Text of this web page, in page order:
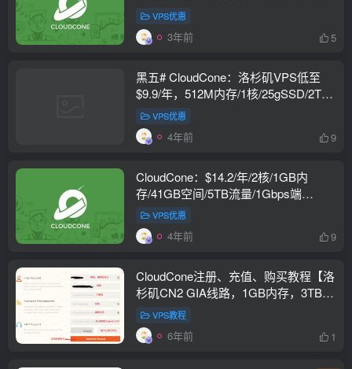
杉矶/1Gbps端口
VPS优惠
3年前 5
黑五# CloudCone：洛杉矶VPS低至
$9.9/年，512M内存/1核/25gSSD/2T流
量/1Gbps带宽
VPS优惠
4年前 9
CloudCone：$14.2/年/2核/1GB内
存/41GB空间/5TB流量/1Gbps端
口/KVM/洛杉矶
VPS优惠
4年前 9
CloudCone注册、充值、购买教程【洛
杉矶CN2 GIA线路，1GB内存，3TB月
流量，月付3.7美金】
VPS教程
6年前 1